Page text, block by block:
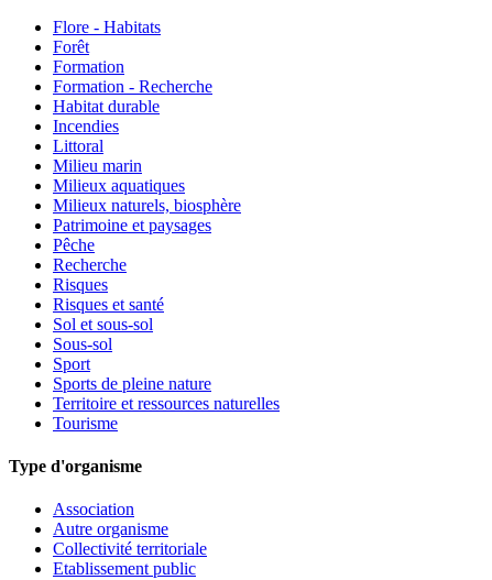
Flore - Habitats
Forêt
Formation
Formation - Recherche
Habitat durable
Incendies
Littoral
Milieu marin
Milieux aquatiques
Milieux naturels, biosphère
Patrimoine et paysages
Pêche
Recherche
Risques
Risques et santé
Sol et sous-sol
Sous-sol
Sport
Sports de pleine nature
Territoire et ressources naturelles
Tourisme
Type d'organisme
Association
Autre organisme
Collectivité territoriale
Etablissement public